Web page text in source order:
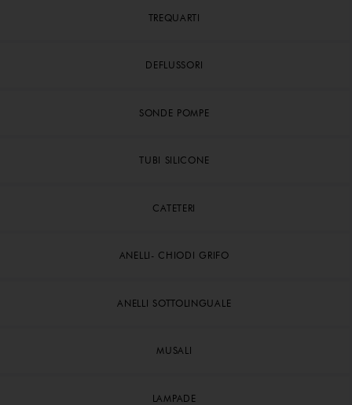
TREQUARTI
DEFLUSSORI
SONDE POMPE
TUBI SILICONE
CATETERI
ANELLI- CHIODI GRIFO
ANELLI SOTTOLINGUALE
MUSALI
LAMPADE